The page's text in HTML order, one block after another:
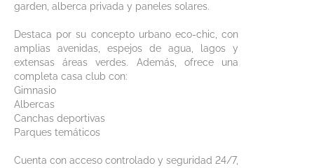
garden, alberca privada y paneles solares.
Destaca por su concepto urbano eco-chic, con
amplias avenidas, espejos de agua, lagos y
extensas áreas verdes. Además, ofrece una
completa casa club con:
Gimnasio
Albercas
Canchas deportivas
Parques temáticos
Cuenta con acceso controlado y seguridad 24/7,